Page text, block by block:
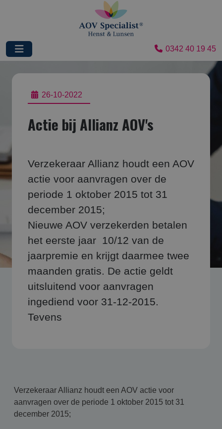
0342 40 19 45
26-10-2022
Actie bij Allianz AOV's
Verzekeraar Allianz houdt een AOV
actie voor aanvragen over de
periode 1 oktober 2015 tot 31
december 2015;
Nieuwe AOV verzekerden betalen
het eerste jaar 10/12 van de
jaarpremie en krijgt daarmee twee
maanden gratis. De actie geldt
uitsluitend voor aanvragen
ingediend voor 31-12-2015.
Tevens
Verzekeraar Allianz houdt een AOV actie voor
aanvragen over de periode 1 oktober 2015 tot 31
december 2015;